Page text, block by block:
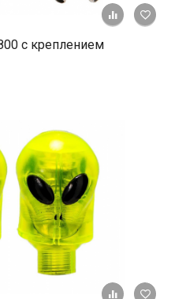
+ К
с креплением
+ К